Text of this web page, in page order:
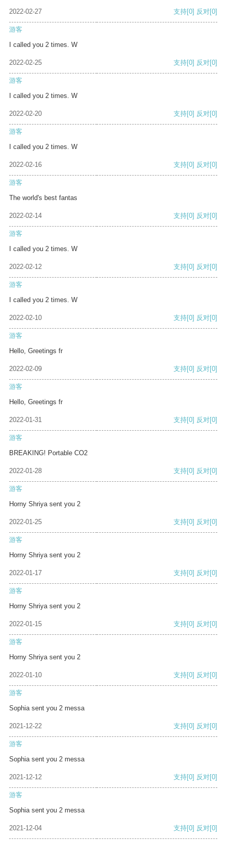
2022-02-27 支持[0] 反对[0]
游客
I called you 2 times. W
2022-02-25 支持[0] 反对[0]
游客
I called you 2 times. W
2022-02-20 支持[0] 反对[0]
游客
I called you 2 times. W
2022-02-16 支持[0] 反对[0]
游客
The world's best fantas
2022-02-14 支持[0] 反对[0]
游客
I called you 2 times. W
2022-02-12 支持[0] 反对[0]
游客
I called you 2 times. W
2022-02-10 支持[0] 反对[0]
游客
Hello, Greetings fr
2022-02-09 支持[0] 反对[0]
游客
Hello, Greetings fr
2022-01-31 支持[0] 反对[0]
游客
BREAKING! Portable CO2
2022-01-28 支持[0] 反对[0]
游客
Horny Shriya sent you 2
2022-01-25 支持[0] 反对[0]
游客
Horny Shriya sent you 2
2022-01-17 支持[0] 反对[0]
游客
Horny Shriya sent you 2
2022-01-15 支持[0] 反对[0]
游客
Horny Shriya sent you 2
2022-01-10 支持[0] 反对[0]
游客
Sophia sent you 2 messa
2021-12-22 支持[0] 反对[0]
游客
Sophia sent you 2 messa
2021-12-12 支持[0] 反对[0]
游客
Sophia sent you 2 messa
2021-12-04 支持[0] 反对[0]